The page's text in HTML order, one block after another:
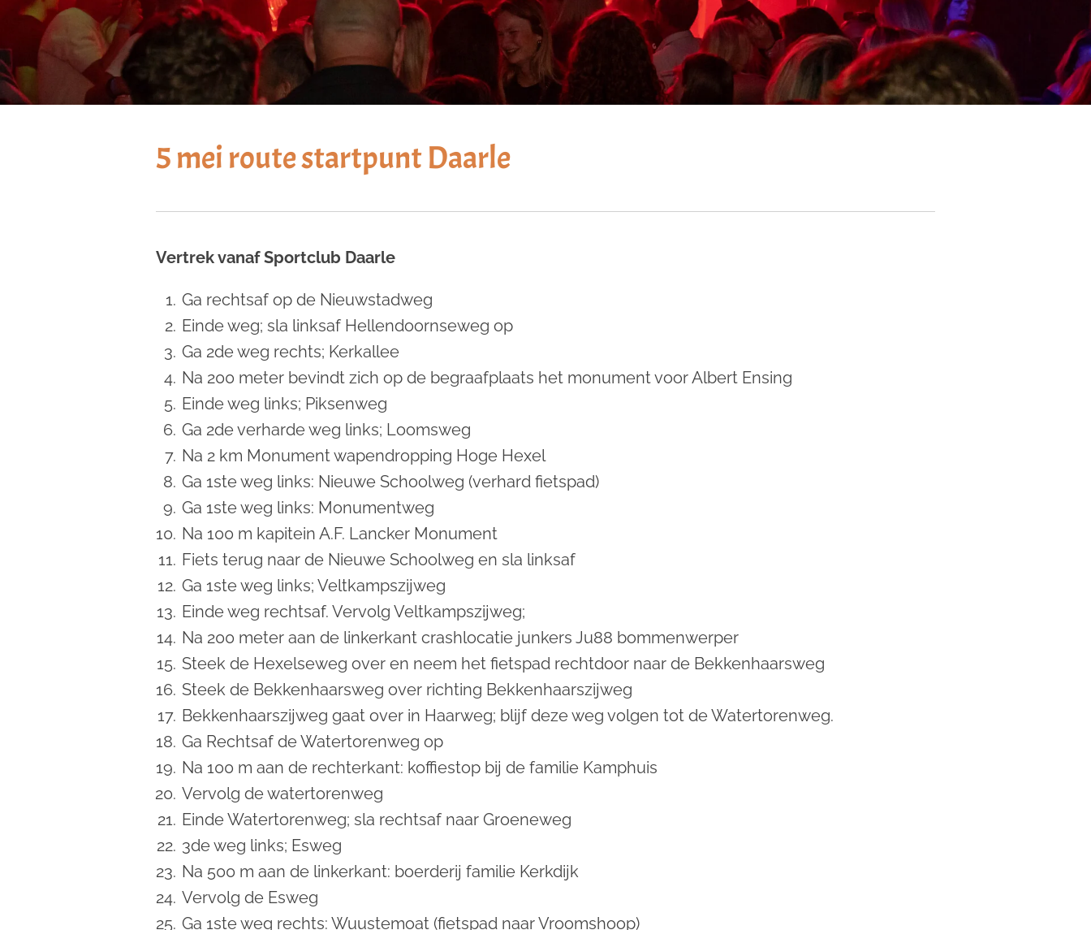
5 mei route startpunt Daarle
Vertrek vanaf Sportclub Daarle
Ga rechtsaf op de Nieuwstadweg
Einde weg; sla linksaf Hellendoornseweg op
Ga 2de weg rechts; Kerkallee
Na 200 meter bevindt zich op de begraafplaats het monument voor Albert Ensing
Einde weg links; Piksenweg
Ga 2de verharde weg links; Loomsweg
Na 2 km Monument wapendropping Hoge Hexel
Ga 1ste weg links: Nieuwe Schoolweg (verhard fietspad)
Ga 1ste weg links: Monumentweg
Na 100 m kapitein A.F. Lancker Monument
Fiets terug naar de Nieuwe Schoolweg en sla linksaf
Ga 1ste weg links; Veltkampszijweg
Einde weg rechtsaf. Vervolg Veltkampszijweg;
Na 200 meter aan de linkerkant crashlocatie junkers Ju88 bommenwerper
Steek de Hexelseweg over en neem het fietspad rechtdoor naar de Bekkenhaarsweg
Steek de Bekkenhaarsweg over richting Bekkenhaarszijweg
Bekkenhaarszijweg gaat over in Haarweg; blijf deze weg volgen tot de Watertorenweg.
Ga Rechtsaf de Watertorenweg op
Na 100 m aan de rechterkant: koffiestop bij de familie Kamphuis
Vervolg de watertorenweg
Einde Watertorenweg; sla rechtsaf naar Groeneweg
3de weg links; Esweg
Na 500 m aan de linkerkant: boerderij familie Kerkdijk
Vervolg de Esweg
Ga 1ste weg rechts: Wuustemoat (fietspad naar Vroomshoop)